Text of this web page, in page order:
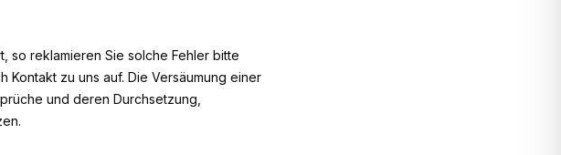
so reklamieren Sie solche Fehler bitte
zu uns auf. Die Versäumung einer
und deren Durchsetzung,